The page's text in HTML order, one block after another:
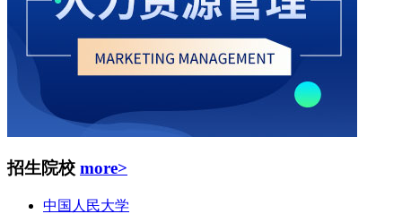
招生院校 more>
中国人民大学